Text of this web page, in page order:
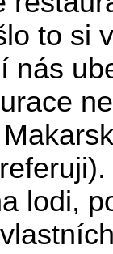
to si
nás
lodi,